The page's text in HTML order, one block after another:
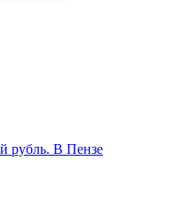
рубль. В Пензе